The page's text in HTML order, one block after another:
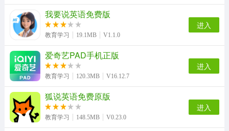
英语音标发音视频软件最新免费版 iPlay戏剧通用版
cad制图王官方正版
我要说英语免费版
教育学习 19.1MB V1.1.0
进入
爱奇艺PAD手机正版
教育学习 120.3MB V16.12.7
进入
狐说英语免费原版
教育学习 148.5MB V0.23.0
进入